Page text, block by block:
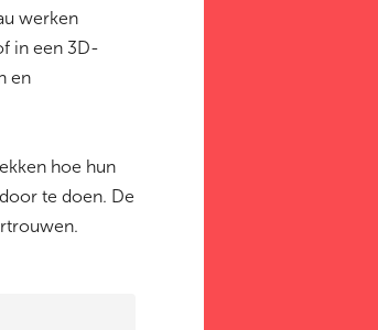
werken
in een 3D-
en
hoe hun
te doen. De